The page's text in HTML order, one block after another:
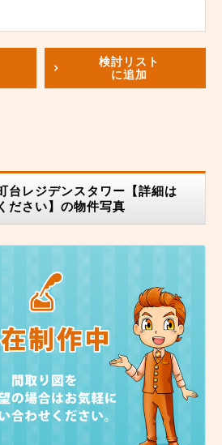
検討リスト
に追加
台レジデンスタワー【詳細は
ださい】の物件写真